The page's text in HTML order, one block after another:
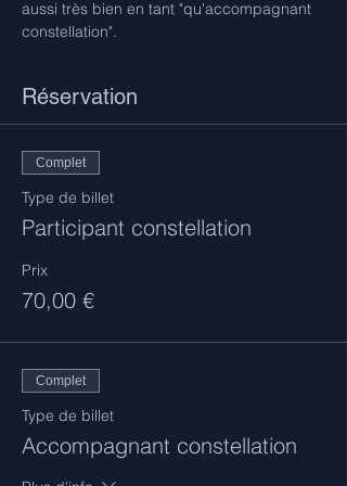
aussi très bien en tant "qu'accompagnant
constellation".
Réservation
Complet
Type de billet
Participant constellation
Prix
70,00 €
Complet
Type de billet
Accompagnant constellation